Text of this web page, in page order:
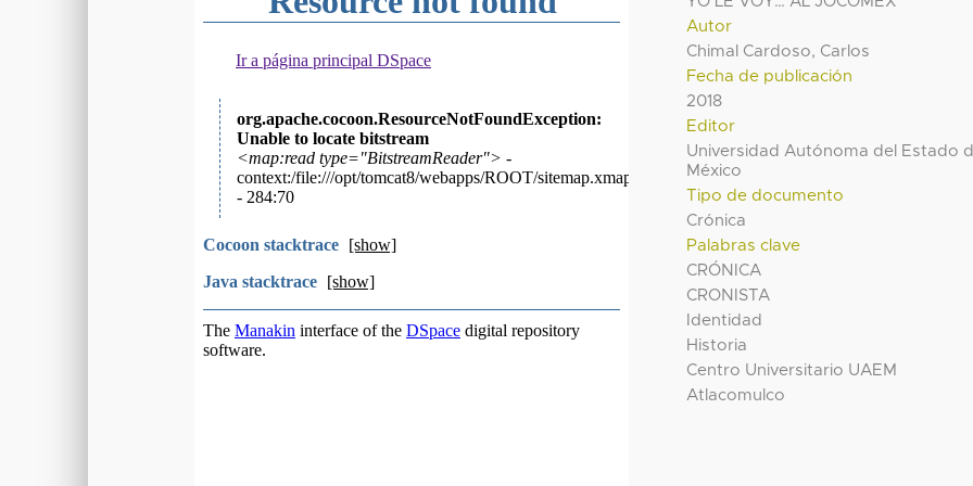
Autor
Chimal Cardoso, Carlos
Fecha de publicación
2018
Editor
Universidad Autónoma del Estado
México
Tipo de documento
Crónica
Palabras clave
CRÓNICA
CRONISTA
Identidad
Historia
Centro Universitario UAEM
Atlacomulco